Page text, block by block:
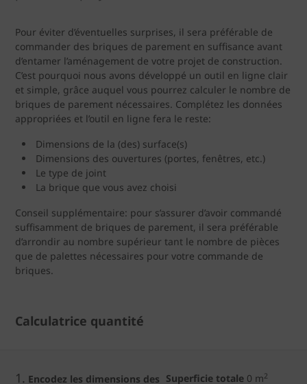
Pour éviter d’éventuelles surprises, il sera préférable de
commander des briques de parement en suffisance avant
d’entamer l’aménagement de votre projet de construction.
C’est pourquoi nous avons développé un outil en ligne clair
et simple, grâce auquel vous pourrez calculer le nombre de
briques de parement nécessaires. Complétez les données
appropriées et l’outil en ligne fera le reste:
Dimensions de la (des) surface(s)
Dimensions des ouvertures (portes, fenêtres, etc.)
Le type de joint
La brique que vous avez choisi
Conseil supplémentaire: pour s’assurer d’avoir commandé
suffisamment de briques de parement, il sera préférable
d’arrondir au nombre supérieur tant le nombre de pièces
que de palettes nécessaires pour votre commande de
briques.
Calculatrice quantité
1. Encodez les dimensions des Superficie totale 0 m2